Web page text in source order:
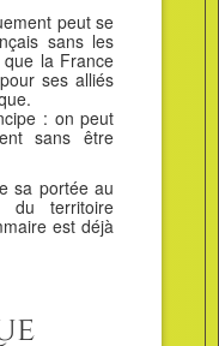
peut se
sans les
la France
ses alliés
: on peut
sans être
sa portée au
du territoire
est déjà